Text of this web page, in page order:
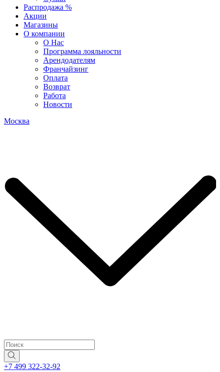
Распродажа %
Акции
Магазины
О компании
О Нас
Программа лояльности
Арендодателям
Франчайзинг
Оплата
Возврат
Работа
Новости
Москва
+7 499 322-32-92